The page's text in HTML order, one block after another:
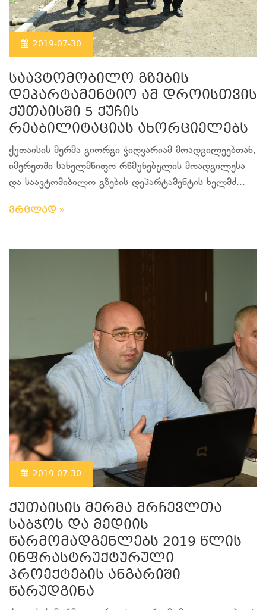
2019-07-30
საავტომობილო გზების
დეპარტამენტიო ამ დროისთვის
ქუთაისში 5 ქუჩის
რეაბილიტაციას ახორციელებს
ქუთაისის მერმა გიორგი ჭიღვარიამ მოადგილეებთან,
იმერეთში სახელმწიფო რწმუნებულის მოადგილესა
და საავტომიბილო გზების დეპარტამენტის ხელმძ...
ვრცლად
2019-07-30
ქუთაისის მერმა მრჩევლთა
საბჭოს და მედიის
წარმომადგენლებს 2019 წლის
ინფრასტრუქტურული
პროექტების ანგარიში
წარუდგინა